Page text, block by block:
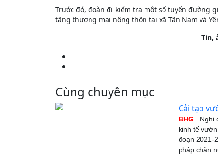
Trước đó, đoàn đi kiểm tra một số tuyến đường
tầng thương mại nông thôn tại xã Tân Nam và
Tin,
Cùng chuyên mục
Cải tạo
BHG - Nghị
kinh tế
đoạn 2021-
pháp chăn